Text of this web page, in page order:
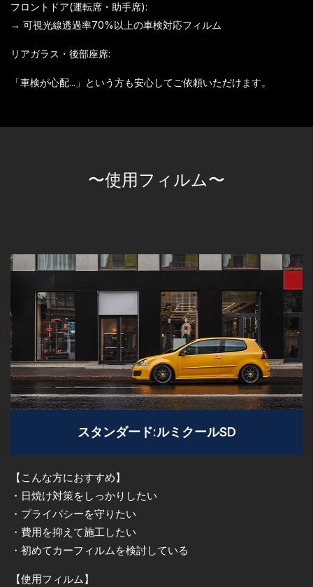
フロントドア(運転席・助手席):
→ 可視光線透過率70%以上の車検対応フィルム
リアガラス・後部座席:
「車検が心配...」という方も安心してご依頼いただけます。
〜使用フィルム〜
スタンダード:ルミクールSD
【こんな方におすすめ】
・日焼け対策をしっかりしたい
・プライバシーを守りたい
・費用を抑えて施工したい
・初めてカーフィルムを検討している
【使用フィルム】